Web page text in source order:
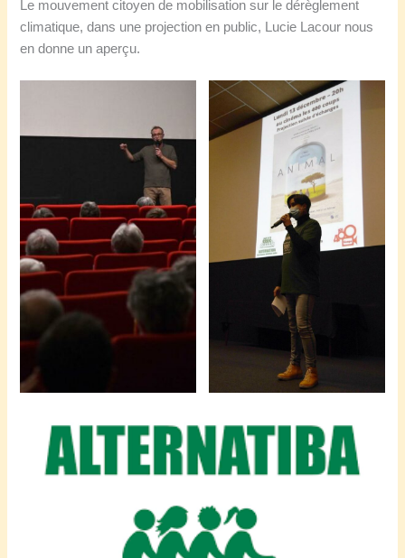
Le mouvement citoyen de mobilisation sur le dérèglement
climatique, dans une projection en public, Lucie Lacour nous
en donne un aperçu.